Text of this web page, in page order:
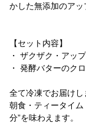
かした無添加のアッ
【セット内容】
・ ザクザク・アッ
・ 発酵バターのク
全て冷凍でお届けし
朝食・ティータイ
分”を味わえます。